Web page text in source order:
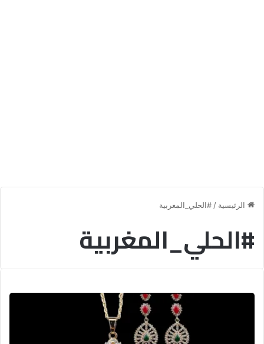
الرئيسية / #الحلي_المغربية
#الحلي_المغربية